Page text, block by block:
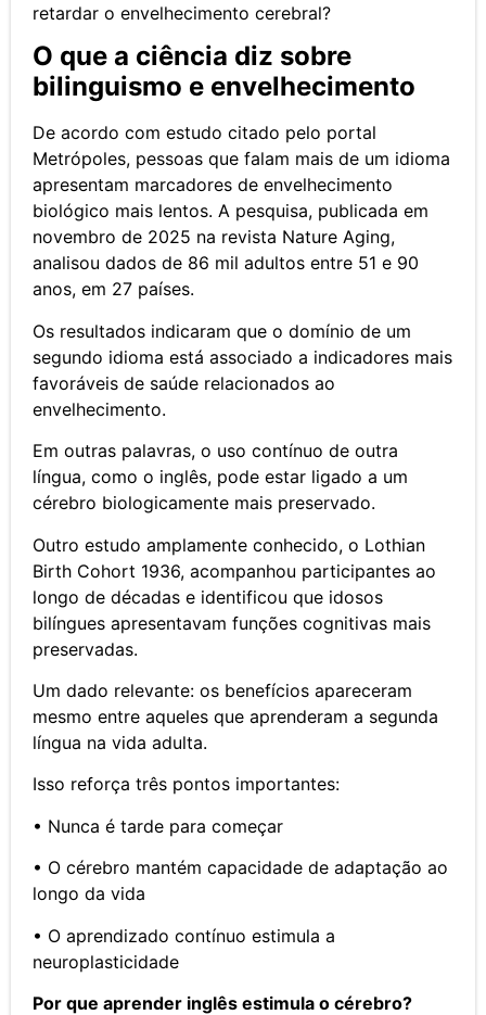
retardar o envelhecimento cerebral?
O que a ciência diz sobre
bilinguismo e envelhecimento
De acordo com estudo citado pelo portal
Metrópoles, pessoas que falam mais de um idioma
apresentam marcadores de envelhecimento
biológico mais lentos. A pesquisa, publicada em
novembro de 2025 na revista Nature Aging,
analisou dados de 86 mil adultos entre 51 e 90
anos, em 27 países.
Os resultados indicaram que o domínio de um
segundo idioma está associado a indicadores mais
favoráveis de saúde relacionados ao
envelhecimento.
Em outras palavras, o uso contínuo de outra
língua, como o inglês, pode estar ligado a um
cérebro biologicamente mais preservado.
Outro estudo amplamente conhecido, o Lothian
Birth Cohort 1936, acompanhou participantes ao
longo de décadas e identificou que idosos
bilíngues apresentavam funções cognitivas mais
preservadas.
Um dado relevante: os benefícios apareceram
mesmo entre aqueles que aprenderam a segunda
língua na vida adulta.
Isso reforça três pontos importantes:
• Nunca é tarde para começar
• O cérebro mantém capacidade de adaptação ao
longo da vida
• O aprendizado contínuo estimula a
neuroplasticidade
Por que aprender inglês estimula o cérebro?